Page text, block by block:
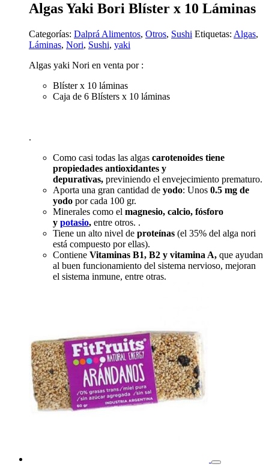
Algas Yaki Bori Blíster x 10 Láminas
Categorías: Dalprá Alimentos, Otros, Sushi Etiquetas: Algas,
Láminas, Nori, Sushi, yaki
Algas yaki Nori en venta por :
Blíster x 10 láminas
Caja de 6 Blísters x 10 láminas
.
Como casi todas las algas carotenoides tiene
propiedades antioxidantes y
depurativas, previniendo el envejecimiento prematuro.
Aporta una gran cantidad de yodo: Unos 0.5 mg de
yodo por cada 100 gr.
Minerales como el magnesio, calcio, fósforo
y potasio, entre otros. .
Tiene un alto nivel de proteínas (el 35% del alga nori
está compuesto por ellas).
Contiene Vitaminas B1, B2 y vitamina A, que ayudan
al buen funcionamiento del sistema nervioso, mejoran
el sistema inmune, entre otras.